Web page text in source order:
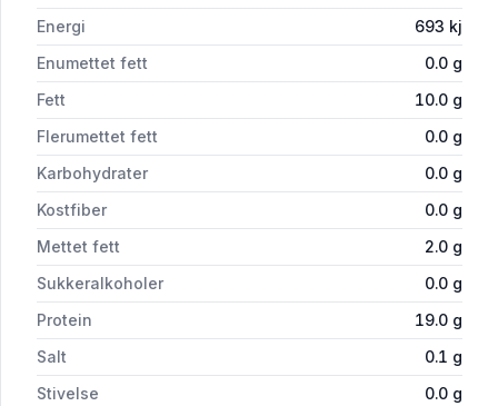
Energi
693 kj
Enumettet fett
0.0 g
Fett
10.0 g
Flerumettet fett
0.0 g
Karbohydrater
0.0 g
Kostfiber
0.0 g
Mettet fett
2.0 g
Sukkeralkoholer
0.0 g
Protein
19.0 g
Salt
0.1 g
Stivelse
0.0 g